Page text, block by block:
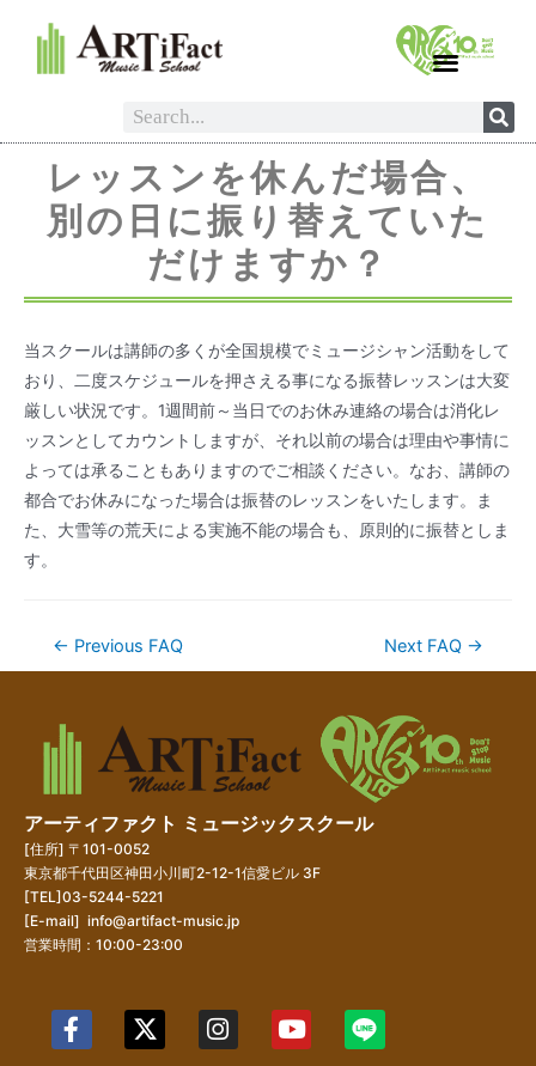
レッスンを休んだ場合、
別の日に振り替えていた
だけますか？
当スクールは講師の多くが全国規模でミュージシャン活動をして
おり、二度スケジュールを押さえる事になる振替レッスンは大変
厳しい状況です。 1週間前～ 当日でのお休み連絡の場合は消化レ
ッスンとしてカウントしますが、それ以前の場合は理由や事情に
よっては承ることもありますのでご相談ください。なお、講師の
都合でお休みになった場合は振替のレッスンをいたします。ま
た、大雪等の荒天による実施不能の場合も、原則的に振替としま
す。
← Previous FAQ Next FAQ →
アーティファクト ミュージックスクール
[住所] 〒101-0052
東京都千代田区神田小川町2-12-1信愛ビル 3F
[TEL]03-5244-5221
[E-mail] info@artifact-music.jp
営業時間：10:00-23:00